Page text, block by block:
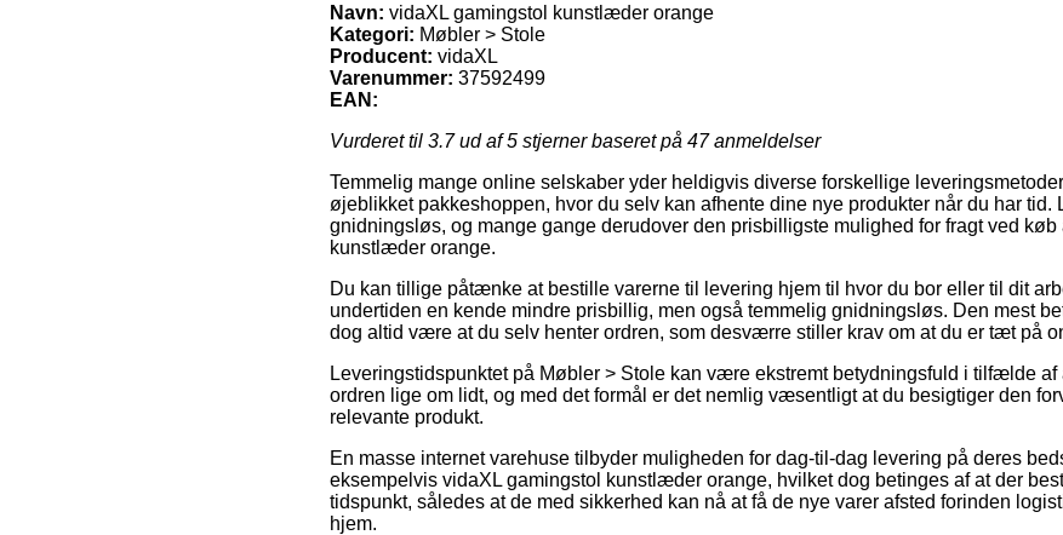
Navn: vidaXL gamingstol kunstlæder orange
Kategori: Møbler > Stole
Producent: vidaXL
Varenummer: 37592499
EAN:
Vurderet til 3.7ud af 5 stjerner baseret på 47anmeldelser
Temmelig mange online selskaber yder heldigvis diverse forskellige
øjeblikket pakkeshoppen, hvor du selv kan afhente dine nye produkter når du har tid.
gnidningsløs, og mange gange derudover den prisbilligste mulighed for fragt ved køb
kunstlæder orange.
Du kan tillige påtænke at bestille varerne til levering hjem til hvor du bor eller til dit
undertiden en kende mindre prisbillig, men også temmelig gnidningsløs. Den mest
dog altid være at du selv henter ordren, som desværre stiller krav om at du er tæt på
Leveringstidspunktet på Møbler > Stole kan være ekstremt betydningsfuld i tilfælde af
ordren lige om lidt, og med det formål er det nemlig væsentligt at du besigtiger den
relevante produkt.
En masse internet varehuse tilbyder muligheden for dag-til-dag levering på deres
eksempelvis vidaXL gamingstol kunstlæder orange, hvilket dog betinges af at der
tidspunkt, således at de med sikkerhed kan nå at få de nye varer afsted forinden
hjem.